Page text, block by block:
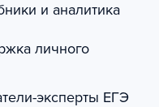
и аналитика
личного
эксперты ЕГЭ